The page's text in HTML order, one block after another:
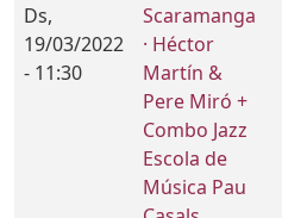
Ds,
19/03/2022
- 11:30
Scaramanga
· Héctor
Martín &
Pere Miró +
Combo Jazz
Escola de
Música Pau